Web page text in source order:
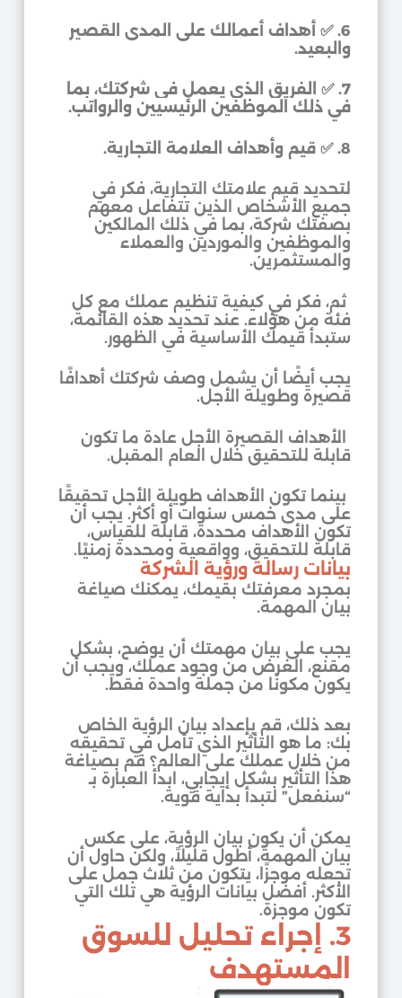
6.
✅ أهداف أعمالك على المدى القصير
والبعيد.
7.
✅
الفريق الذي يعمل في شركتك، بما
في ذلك الموظفين الرئيسيين والرواتب.
8.
✅ قيم وأهداف العلامة التجارية.
لتحديد قيم علامتك التجارية، فكر في
جميع الأشخاص الذين تتفاعل معهم
بصفتك شركة، بما في ذلك المالكين
والموظفين والموردين والعملاء
والمستثمرين.
ثم، فكر في كيفية تنظيم عملك مع كل
فئة من هؤلاء. عند تحديد هذه القائمة،
ستبدأ قيمك الأساسية في الظهور.
يجب أيضًا أن يشمل وصف شركتك أهدافًا
قصيرة وطويلة الأجل.
الأهداف القصيرة الأجل عادة ما تكون
قابلة للتحقيق خلال العام المقبل.
بينما تكون الأهداف طويلة الأجل تحقيقًا
على مدى خمس سنوات أو أكثر. يجب أن
تكون الأهداف محددة، قابلة للقياس،
قابلة للتحقيق، وواقعية ومحددة زمنيًا.
بيانات رسالة ورؤية الشركة
بمجرد معرفتك بقيمك، يمكنك صياغة
بيان المهمة.
يجب على بيان مهمتك أن يوضح، بشكل
مقنع، الغرض من وجود عملك، ويجب أن
يكون مكونًا من جملة واحدة فقط.
بعد ذلك، قم بإعداد بيان الرؤية الخاص
بك: ما هو التأثير الذي تأمل في تحقيقه
من خلال عملك على العالم؟ قم بصياغة
هذا التأثير بشكل إيجابي، ابدأ العبارة بـ
“سنفعل” لتبدأ بداية قوية.
يمكن أن يكون بيان الرؤية، على عكس
بيان المهمة، أطول قليلاً، ولكن حاول أن
تجعله موجزًا، يتكون من ثلاث جمل على
الأكثر. أفضل بيانات الرؤية هي تلك التي
تكون موجزة.
3. إجراء تحليل للسوق
المستهدف